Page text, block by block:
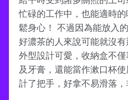
忙碌的工作中，也能適時
鬆身心！ 不過因為能放入
好濃茶的人來說可能就沒
外型設計可愛，收納盒不
及牙膏，還能當作漱口杯
計了把手，好拿不易滑落，